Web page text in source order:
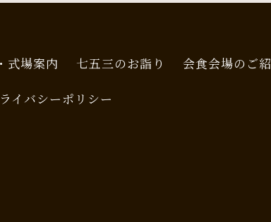
式場案内 七五三のお詣り 会食会場のご
イバシーポリシー